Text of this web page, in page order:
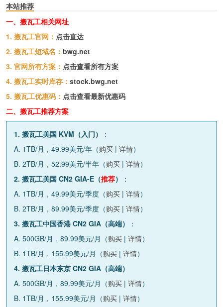
本站推荐
一、搬瓦工相关网址
1. 搬瓦工官网： 点击直达
2. 搬瓦工短域名： bwg.net
3. 官网所有方案： 点击查看所有方案
4. 搬瓦工实时库存： stock.bwg.net
5. 搬瓦工优惠码： 点击查看最新优惠码
二、搬瓦工推荐方案
1. 搬瓦工美国 KVM（入门）
：
A. 1TB/月，49.99美元/年（购买 | 详情）
B. 2TB/月，52.99美元/半年（购买 | 详情）
2. 搬瓦工美国 CN2 GIA-E（推荐）
：
A. 1TB/月，49.99美元/季度（购买 | 详情）
B. 2TB/月，89.99美元/季度（购买 | 详情）
3. 搬瓦工中国香港 CN2 GIA（高端）
：
A. 500GB/月，89.99美元/月（购买 | 详情）
B. 1TB/月，155.99美元/月（购买 | 详情）
4. 搬瓦工日本东京 CN2 GIA（高端）
A. 500GB/月，89.99美元/月（购买 | 详情）
B. 1TB/月，155.99美元/月（购买 | 详情）